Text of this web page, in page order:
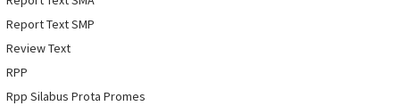
Report Text SMP
Review Text
RPP
Rpp Silabus Prota Promes